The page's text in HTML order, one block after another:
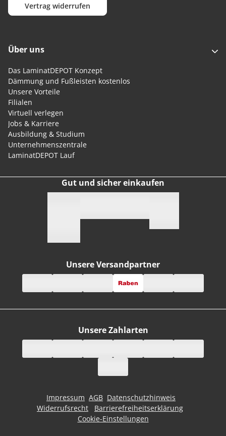
Vertrag widerrufen
Über uns
Das LaminatDEPOT Konzept
Dämmung und Fußleisten kostenlos
Unsere Vorteile
Filialen
Virtuell verlegen
Jobs & Karriere
Ausbildung & Studium
Unternehmenszentrale
LaminatDEPOT Lauf
Gut und sicher einkaufen
Unsere Zahlarten
Unsere Versandpartner
Impressum AGB Datenschutzhinweis
Widerrufsrecht
Barrierefreiheitserklärung
Cookie-Einstellungen